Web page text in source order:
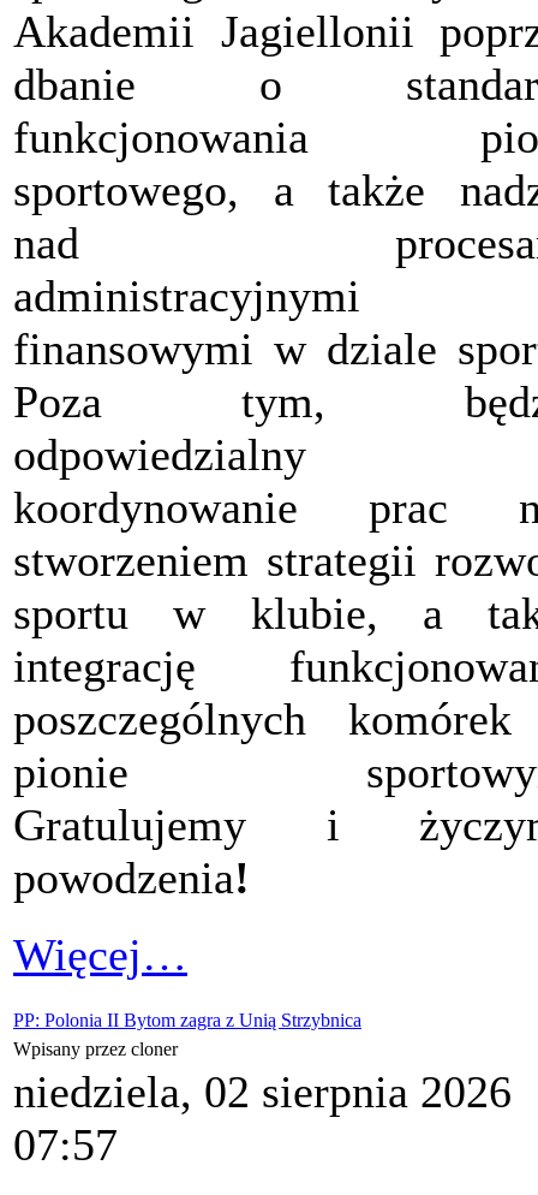
Akademii Jagiellonii
dbanie o
funkcjonowania
sportowego, a także
nad
finansowymi w dziale
Poza tym,
odpowiedzialny
koordynowanie prac
stworzeniem strategii
sportu w klubie, a
integrację
poszczególnych
pionie
Gratulujemy i
powodzenia!
Więcej…
PP: Polonia II Bytom zagra z Unią Strzybnica
Wpisany przez cloner
niedziela, 02 sierpnia 2026
07:57